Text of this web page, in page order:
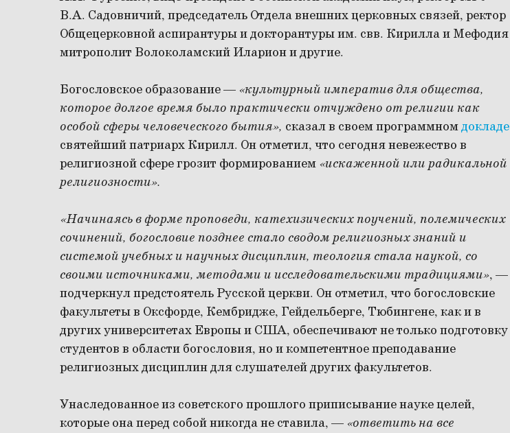
В.А. Садовничий, председатель Отдела внешних церковных связей, ректор
Общецерковной аспирантуры и докторантуры им. свв. Кирилла и Мефодия
митрополит Волоколамский Иларион и другие.
Богословское образование — «культурный императив для общества,
которое долгое время было практически отчуждено от религии как
особой сферы человеческого бытия», сказал в своем программномдокладе
святейший патриарх Кирилл. Он отметил, что сегодня невежество в
религиозной сфере грозит формированием «искаженной или радикальной
религиозности».
«Начинаясь в форме проповеди, катехизических поучений, полемических
сочинений, богословие позднее стало сводом религиозных знаний и
системой учебных и научных дисциплин, теология стала наукой, со
своими источниками, методами и исследовательскими традициями», —
подчеркнул предстоятель Русской церкви. Он отметил, что богословские
факультеты в Оксфорде, Кембридже, Гейдельберге, Тюбингене, как и в
других университетах Европы и США, обеспечивают не только подготовку
студентов в области богословия, но и компетентное преподавание
религиозных дисциплин для слушателей других факультетов.
Унаследованное из советского прошлого приписывание науке целей,
которые она перед собой никогда не ставила, — «ответить на все